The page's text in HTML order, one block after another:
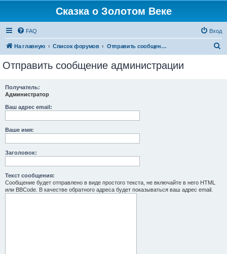
Сказка о Золотом Веке
FAQ Вход
На главную Список форумов Отправить сообщение администрации
Отправить сообщение администрации
Получатель:
Администратор
Ваш адрес email:
Ваше имя:
Заголовок:
Текст сообщения:
Сообщение будет отправлено в виде простого текста, не включайте в него HTML
или BBCode. В качестве обратного адреса будет показываться ваш адрес email.